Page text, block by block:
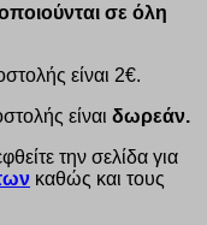
σε όλη
είναι 2€.
είναι δωρεάν.
την σελίδα για
καθώς και τους